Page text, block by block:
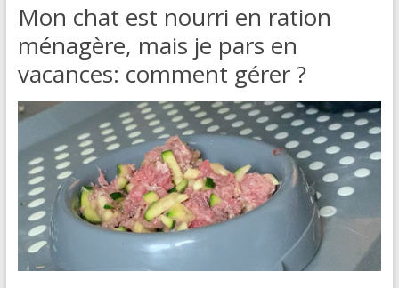
Mon chat est nourri en ration
ménagère, mais je pars en
vacances: comment gérer ?